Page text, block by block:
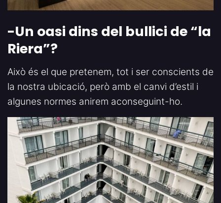
-Un oasi dins del bullici de “la
Riera”?
Això és el que pretenem, tot i ser conscients de
la nostra ubicació, però amb el canvi d’estil i
algunes normes anirem aconseguint-ho.